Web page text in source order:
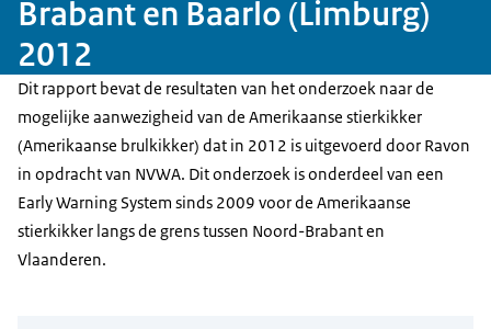
Brabant en Baarlo (Limburg)
2012
Dit rapport bevat de resultaten van het onderzoek naar de
mogelijke aanwezigheid van de Amerikaanse stierkikker
(Amerikaanse brulkikker) dat in 2012 is uitgevoerd door Ravon
in opdracht van NVWA. Dit onderzoek is onderdeel van een
Early Warning System sinds 2009 voor de Amerikaanse
stierkikker langs de grens tussen Noord-Brabant en
Vlaanderen.